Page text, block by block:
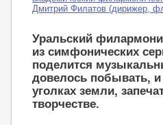
Дмитрий Филатов (дирижер,
Уральский
из симфонических
поделится
довелось побывать,
уголках земли,
творчестве.